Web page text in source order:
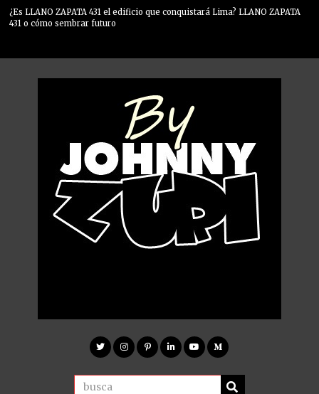
¿Es LLANO ZAPATA 431 el edificio que conquistará Lima? LLANO ZAPATA
431 o cómo sembrar futuro